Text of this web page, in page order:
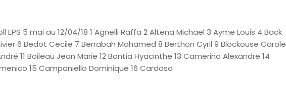
EPS 5 mai au 12/04/18 1 Agnelli Raffa 2 Altena Michael 3 Ayme Louis 4 Back
6 Bedot Cecile 7 Berrabah Mohamed 8 Berthon Cyril 9 Blockouse Carole
11 Boileau Jean Marie 12 Bontia Hyacinthe 13 Camerino Alexandre 14
15 Campaniello Dominique 16 Cardoso